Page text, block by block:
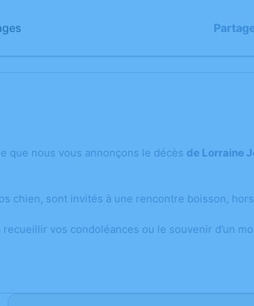
que nous vous annonçons le décès de Lorraine
chien, sont invités à une rencontre boisson,
vos condoléances ou le souvenir d’un